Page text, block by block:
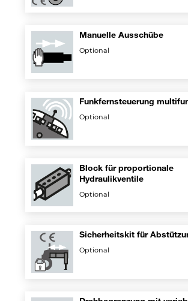
Manuelle Ausschübe
Optional
Funkfernsteuerung
Optional
Block für proportionale
Hydraulikventile
Optional
Sicherheitskit für
Optional